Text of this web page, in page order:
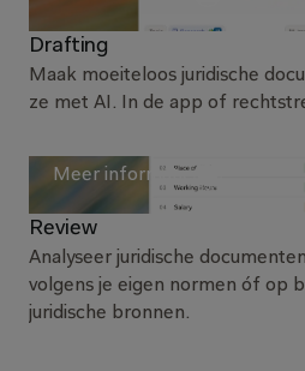
Drafting
Maak moeiteloos juridische
ze met AI. In de app of
Meer informatie
Review
Analyseer juridische
volgens je eigen normen óf op
juridische bronnen.